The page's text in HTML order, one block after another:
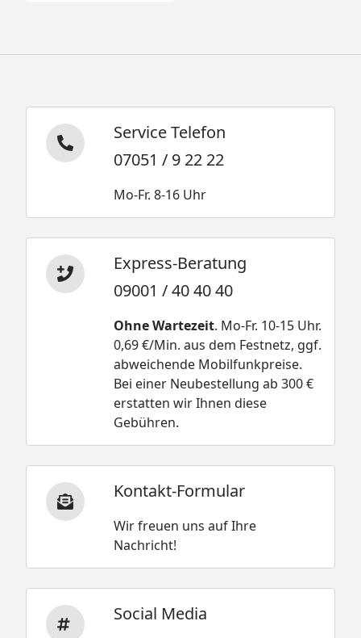
Service Telefon
07051 / 9 22 22
Mo-Fr. 8-16 Uhr
Express-Beratung
09001 / 40 40 40
Ohne Wartezeit. Mo-Fr. 10-15 Uhr.
0,69 €/Min. aus dem Festnetz, ggf.
abweichende Mobilfunkpreise.
Bei einer Neubestellung ab 300 €
erstatten wir Ihnen diese
Gebühren.
Kontakt-Formular
Wir freuen uns auf Ihre
Nachricht!
Social Media